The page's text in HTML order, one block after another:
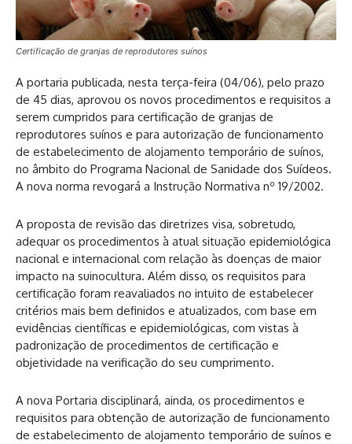
Certificação de granjas de reprodutores suínos
A portaria publicada, nesta terça-feira (04/06), pelo prazo
de 45 dias, aprovou os novos procedimentos e requisitos a
serem cumpridos para certificação de granjas de
reprodutores suínos e para autorização de funcionamento
de estabelecimento de alojamento temporário de suínos,
no âmbito do Programa Nacional de Sanidade dos Suídeos.
A nova norma revogará a Instrução Normativa nº 19/2002.
A proposta de revisão das diretrizes visa, sobretudo,
adequar os procedimentos à atual situação epidemiológica
nacional e internacional com relação às doenças de maior
impacto na suinocultura. Além disso, os requisitos para
certificação foram reavaliados no intuito de estabelecer
critérios mais bem definidos e atualizados, com base em
evidências científicas e epidemiológicas, com vistas à
padronização de procedimentos de certificação e
objetividade na verificação do seu cumprimento.
A nova Portaria disciplinará, ainda, os procedimentos e
requisitos para obtenção de autorização de funcionamento
de estabelecimento de alojamento temporário de suínos e